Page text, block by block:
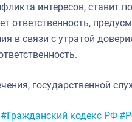
интересов, ставит
ответственность,
в связи с утратой
государственной
#Гражданский кодекс РФ